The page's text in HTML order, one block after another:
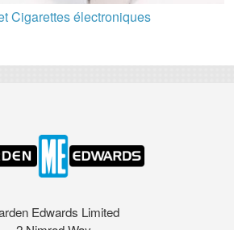
Cigarettes électroniques
Edwards Limited